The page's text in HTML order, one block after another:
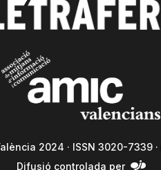
2024 · ISSN 3020-7339 ·
Difusió controlada per